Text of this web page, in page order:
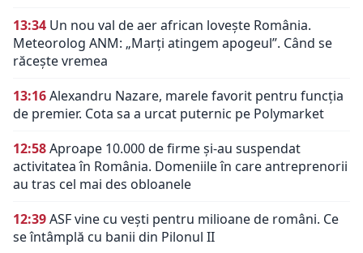
13:34 Un nou val de aer african lovește România.
Meteorolog ANM: „Marți atingem apogeul”. Când se
răcește vremea
13:16Alexandru Nazare, marele favorit pentru funcția
de premier. Cota sa a urcat puternic pe Polymarket
12:58Aproape 10.000 de firme și-au suspendat
activitatea în România. Domeniile în care antreprenorii
au tras cel mai des obloanele
12:39ASF vine cu vești pentru milioane de români. Ce
se întâmplă cu banii din Pilonul II